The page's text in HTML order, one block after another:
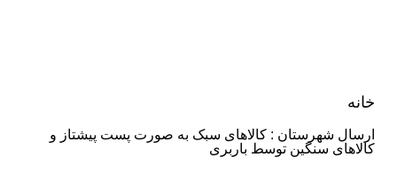
خانه
ارسال شهرستان : کالاهای سبک به صورت پست پیشتاز و
کالاهای سنگین توسط باربری